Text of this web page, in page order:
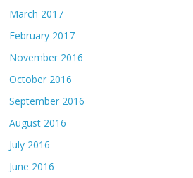
March 2017
February 2017
November 2016
October 2016
September 2016
August 2016
July 2016
June 2016